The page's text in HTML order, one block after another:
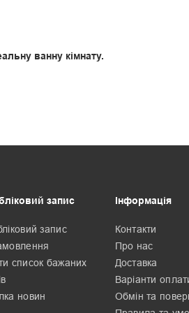
ванну кімнату.
запис
запис
список бажаних
новин
Інформація
Контакти
Про нас
Доставка
Варіанти
Обмін та